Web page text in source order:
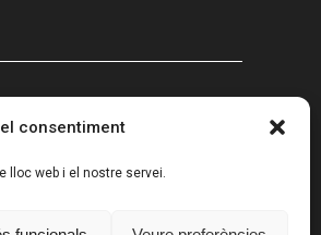
consentiment
lloc web i el nostre servei.